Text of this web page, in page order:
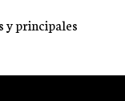
y principales